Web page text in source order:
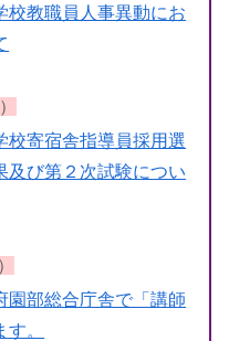
校教職員人事異動にお
校寄宿舎指導員採用選
及び第２次試験につい
園部総合庁舎で「講師
。